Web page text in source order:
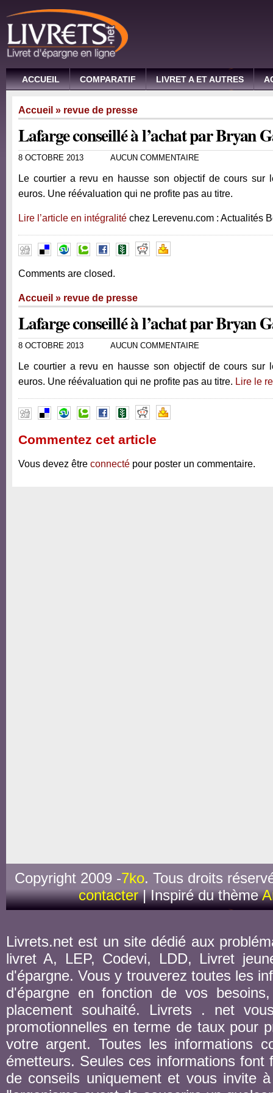
ACCUEIL COMPARATIF LIVRET A ET AUTRES
Accueil » revue de presse
Lafarge conseillé à l’achat par Bryan
8 OCTOBRE 2013 AUCUN COMMENTAIRE
Le courtier a revu en hausse son objectif de cours sur
euros. Une réévaluation qui ne profite pas au titre.
Lire l’article en intégralité chez Lerevenu.com : Actualités
Comments are closed.
Accueil » revue de presse
Lafarge conseillé à l’achat par Bryan
8 OCTOBRE 2013 AUCUN COMMENTAIRE
Le courtier a revu en hausse son objectif de cours sur
euros. Une réévaluation qui ne profite pas au titre. Lire le
Commentez cet article
Vous devez être connecté pour poster un commentaire.
Copyright 2009 -7ko. Tous droits
contacter| Inspiré du thème
Livrets.net est un site dédié aux
livret A, LEP, Codevi, LDD, Livret
d'épargne. Vous y trouverez toutes les
d'épargne en fonction de vos
placement souhaité. Livrets . net
promotionnelles en terme de taux pour
votre argent. Toutes les informations
émetteurs. Seules ces informations
de conseils uniquement et vous invite